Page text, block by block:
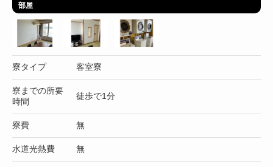
部屋
寮タイプ 客室寮
寮までの所要
時間
徒歩で1分
寮費 無
水道光熱費 無